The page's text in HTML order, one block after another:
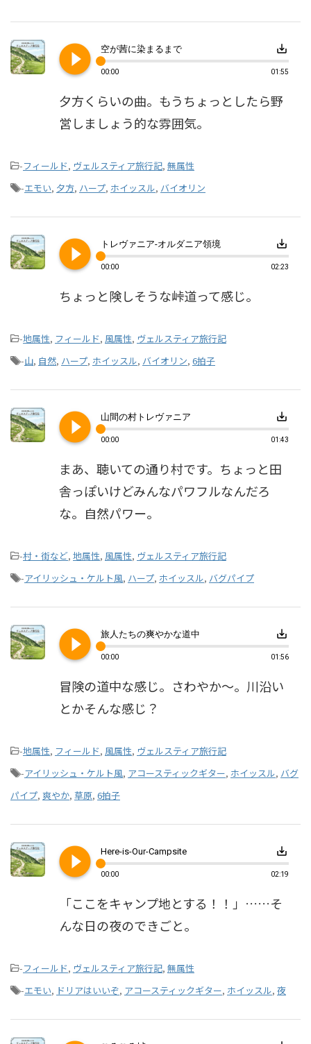
play_circle_filled 空が茜に染まるまで save_alt
00:00 01:55
夕方くらいの曲。もうちょっとしたら野
営しましょう的な雰囲気。
-フィールド, ヴェルスティア旅行記, 無属性
-エモい, 夕方, ハープ, ホイッスル, バイオリン
play_circle_filled トレヴァニア-オルダニア領境 save_alt
00:00 02:23
ちょっと険しそうな峠道って感じ。
-地属性, フィールド, 風属性, ヴェルスティア旅行記
-山, 自然, ハープ, ホイッスル, バイオリン, 6拍子
play_circle_filled 山間の村トレヴァニア save_alt
00:00 01:43
まあ、聴いての通り村です。ちょっと田
舎っぽいけどみんなパワフルなんだろ
な。自然パワー。
-村・街など, 地属性, 風属性, ヴェルスティア旅行記
-アイリッシュ・ケルト風, ハープ, ホイッスル, バグパイプ
play_circle_filled 旅人たちの爽やかな道中 save_alt
00:00 01:56
冒険の道中な感じ。さわやか～。川沿い
とかそんな感じ？
-地属性, フィールド, 風属性, ヴェルスティア旅行記
-アイリッシュ・ケルト風, アコースティックギター, ホイッスル, バグ
パイプ, 爽やか, 草原, 6拍子
play_circle_filled Here-is-Our-Campsite save_alt
00:00 02:19
「ここをキャンプ地とする！！」……そ
んな日の夜のできごと。
-フィールド, ヴェルスティア旅行記, 無属性
-エモい, ドリアはいいぞ, アコースティックギター, ホイッスル, 夜